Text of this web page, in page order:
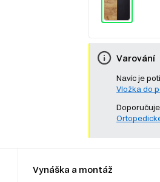
Varování
Navíc je
Vložka do
Vynáška a montáž